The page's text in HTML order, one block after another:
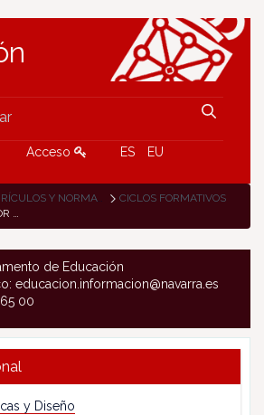
Acceso ES EU
Y NORMATIVA
CICLOS FORMATIVOS
de Educación
educacion.informacion@navarra.es
00
y Diseño